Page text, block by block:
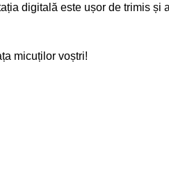
digitală este ușor de trimis și
micuților voștri!